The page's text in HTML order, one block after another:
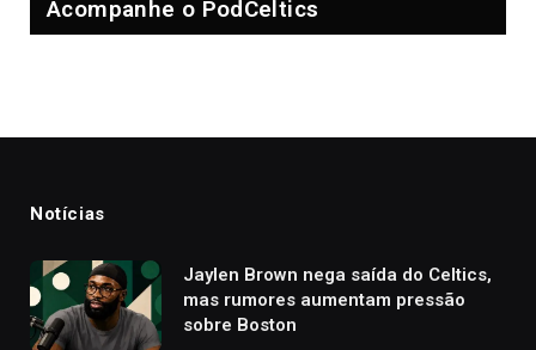
Acompanhe o PodCeltics
Notícias
Jaylen Brown nega saída do Celtics,
mas rumores aumentam pressão
sobre Boston